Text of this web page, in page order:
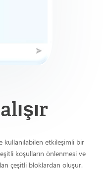
kullanılabilen etkileşimli bir
koşulların önlenmesi ve
çeşitli bloklardan oluşur.